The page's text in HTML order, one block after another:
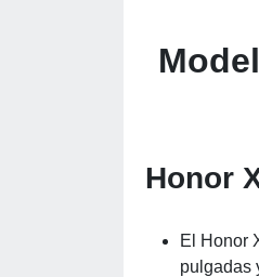
Honor
El Honor
pulgadas